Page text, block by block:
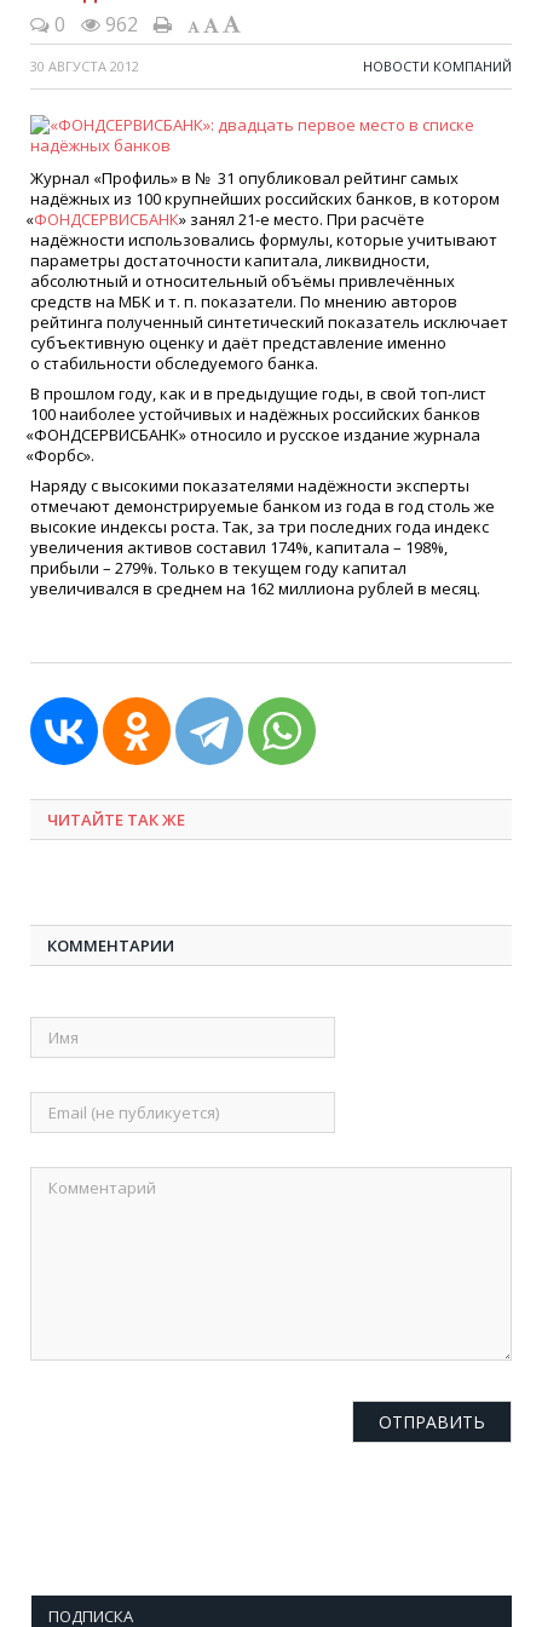
0 962
30 АВГУСТА 2012 НОВОСТИ КОМПАНИЙ
Журнал «Профиль» в № 31 опубликовал рейтинг самых
надёжных из 100 крупнейших российских банков, в котором
«ФОНДСЕРВИСБАНК» занял 21-е место. При расчёте
надёжности использовались формулы, которые учитывают
параметры достаточности капитала, ликвидности,
абсолютный и относительный объёмы привлечённых
средств на МБК и т. п. показатели. По мнению авторов
рейтинга полученный синтетический показатель исключает
субъективную оценку и даёт представление именно
о стабильности обследуемого банка.
В прошлом году, как и в предыдущие годы, в свой топ-лист
100 наиболее устойчивых и надёжных российских банков
«ФОНДСЕРВИСБАНК» относило и русское издание журнала
«Форбс».
Наряду с высокими показателями надёжности эксперты
отмечают демонстрируемые банком из года в год столь же
высокие индексы роста. Так, за три последних года индекс
увеличения активов составил 174%, капитала – 198%,
прибыли – 279%. Только в текущем году капитал
увеличивался в среднем на 162 миллиона рублей в месяц.
ЧИТАЙТЕ ТАК ЖЕ
КОММЕНТАРИИ
ПОДПИСКА